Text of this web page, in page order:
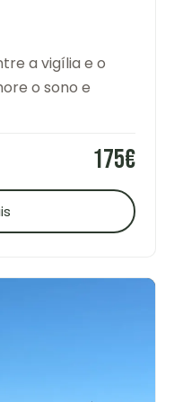
a vigília e o
o sono e
175€